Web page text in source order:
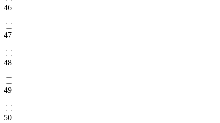
46
47
48
49
50